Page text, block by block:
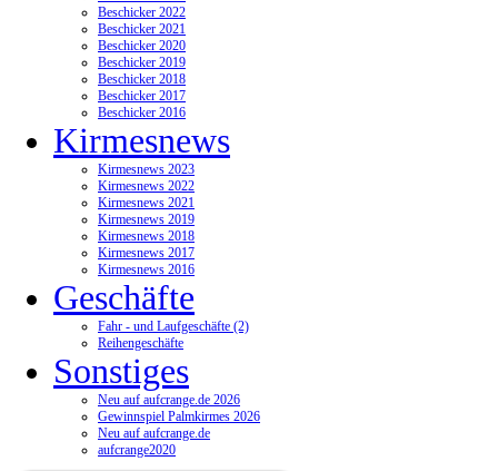
Beschicker 2022
Beschicker 2021
Beschicker 2020
Beschicker 2019
Beschicker 2018
Beschicker 2017
Beschicker 2016
Kirmesnews
Kirmesnews 2023
Kirmesnews 2022
Kirmesnews 2021
Kirmesnews 2019
Kirmesnews 2018
Kirmesnews 2017
Kirmesnews 2016
Geschäfte
Fahr - und Laufgeschäfte (2)
Reihengeschäfte
Sonstiges
Neu auf aufcrange.de 2026
Gewinnspiel Palmkirmes 2026
Neu auf aufcrange.de
aufcrange2020